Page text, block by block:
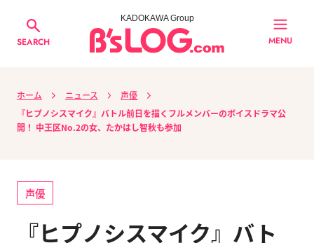
SEARCH
KADOKAWA Group
MENU
ホーム ニュース
声優
『ヒプノシスマイク』バトル前日を描くフルメンバーのボイスドラマ公
開！ 中王区No.2の女、たかはし智秋も参加
声優
『ヒプノシスマイク』バト